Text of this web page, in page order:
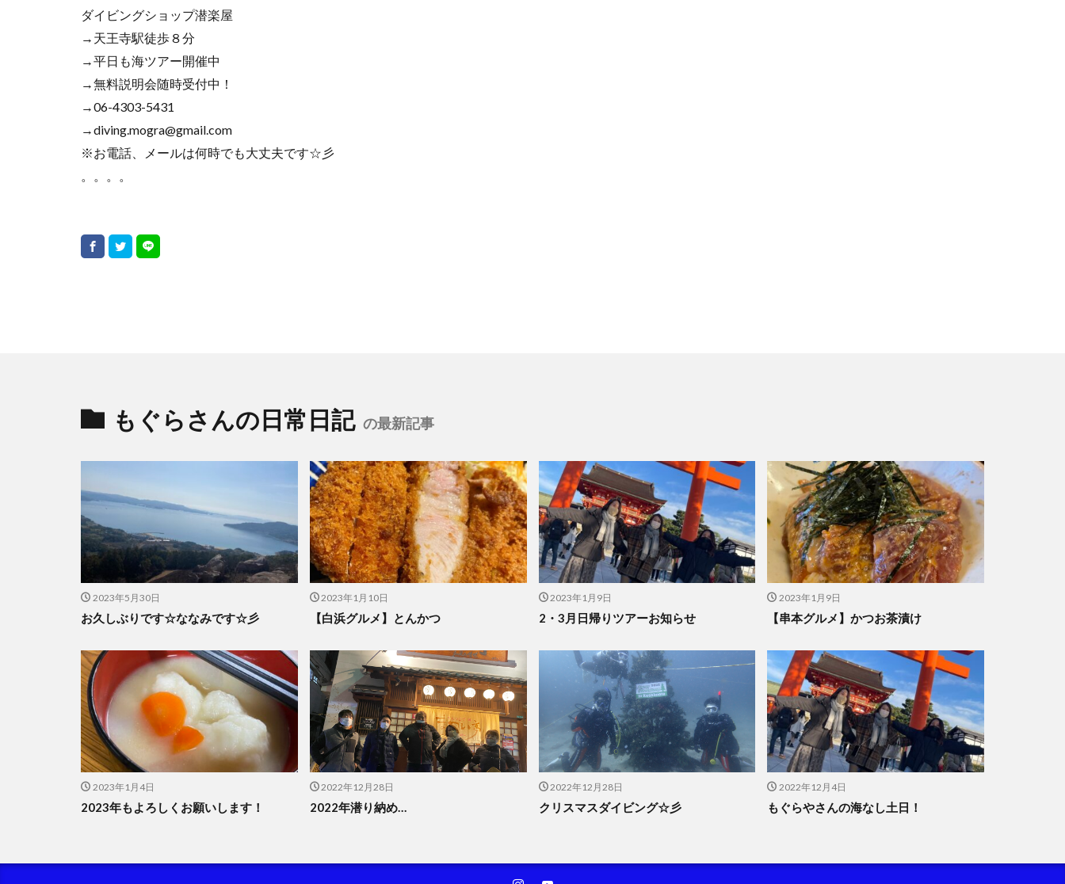
ダイビングショップ潜楽屋
→天王寺駅徒歩８分
→平日も海ツアー開催中
→無料説明会随時受付中！
→06-4303-5431
→diving.mogra@gmail.com
※お電話、メールは何時でも大丈夫です☆彡
。。。。
もぐらさんの日常日記 の最新記事
2023年5月30日
お久しぶりです☆ななみです☆彡
2023年1月10日
【白浜グルメ】とんかつ
2023年1月9日
2・3月日帰りツアーお知らせ
2023年1月9日
【串本グルメ】かつお茶漬け
2023年1月4日
2023年もよろしくお願いします！
2022年12月28日
2022年潜り納め…
2022年12月28日
クリスマスダイビング☆彡
2022年12月4日
もぐらやさんの海なし土日！